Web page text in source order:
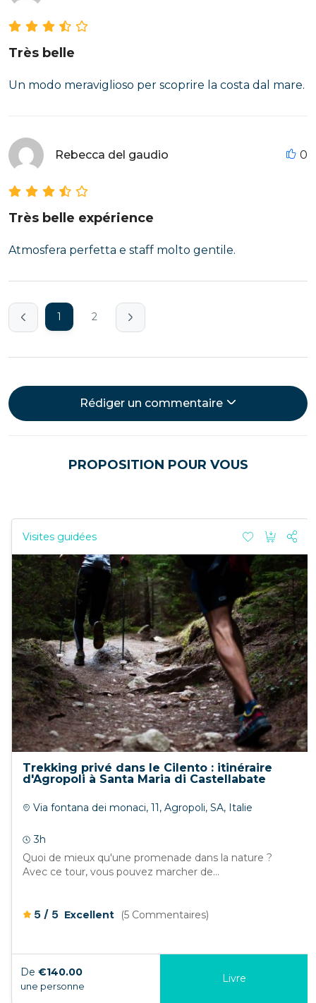
Très belle
Un modo meraviglioso per scoprire la costa dal mare.
Rebecca del gaudio 0
Très belle expérience
Atmosfera perfetta e staff molto gentile.
1 2
Rédiger un commentaire
PROPOSITION POUR VOUS
Visites guidées
Trekking privé dans le Cilento : itinéraire
d'Agropoli à Santa Maria di Castellabate
Via fontana dei monaci, 11, Agropoli, SA, Italie
3h
Quoi de mieux qu'une promenade dans la nature ?
Avec ce tour, vous pouvez marcher de...
5 / 5 Excellent (5 Commentaires)
De €140.00
une personne
Livre